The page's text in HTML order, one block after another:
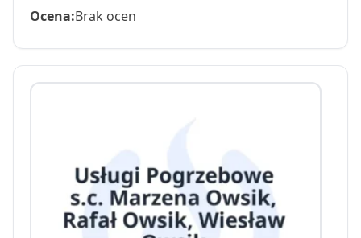
Ocena:Brak ocen